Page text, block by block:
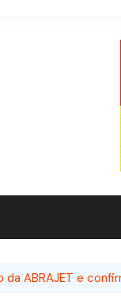
ABRAJET e